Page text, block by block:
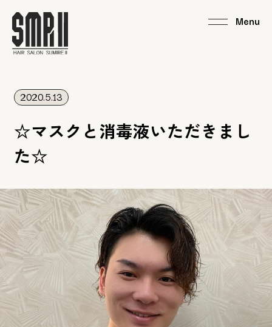
2020.5.13
☆マスクと消毒液いただきまし
た☆